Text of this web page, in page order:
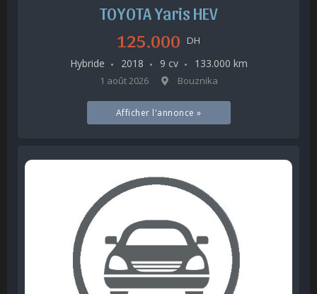
TOYOTA Yaris HEV
125.000 DH
Hybride 2018 9 cv 133.000 km
1 août 2026 Bouznika
Afficher l'annonce »